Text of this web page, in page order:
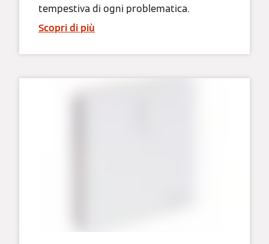
tempestiva di ogni problematica.
Scopri di più